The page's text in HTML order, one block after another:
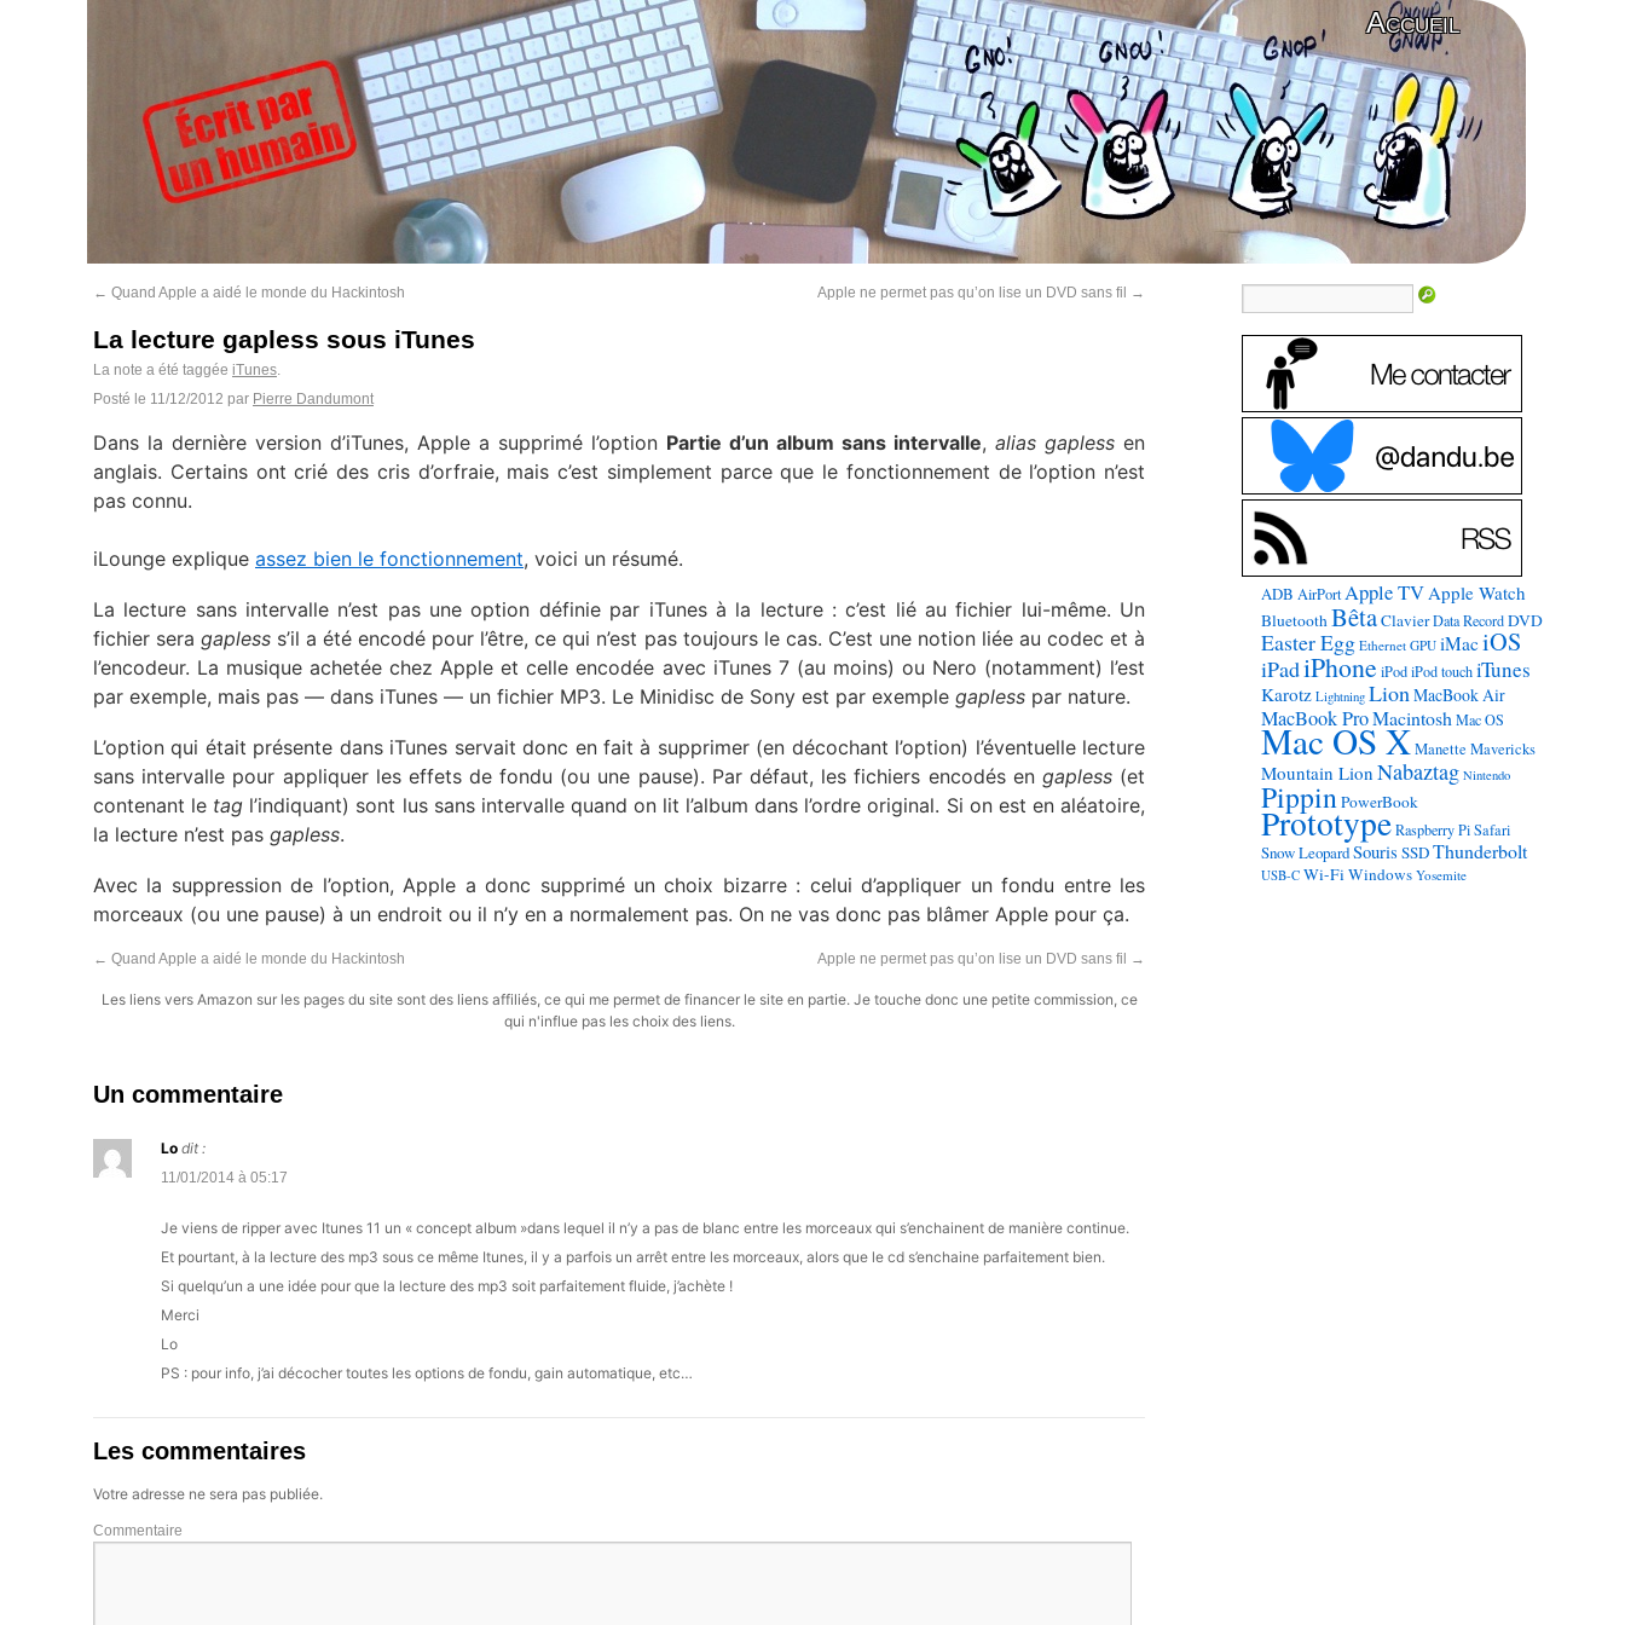
Accueil
← Quand Apple a aidé le monde du Hackintosh Apple ne permet pas qu’on lise un DVD sans fil →
La lecture gapless sous iTunes
La note a été taggée iTunes.
Posté le 11/12/2012 par Pierre Dandumont
Dans la dernière version d’iTunes, Apple a supprimé l’option Partie d’un album sans intervalle, alias gapless en
anglais. Certains ont crié des cris d’orfraie, mais c’est simplement parce que le fonctionnement de l’option n’est
pas connu.
iLounge explique assez bien le fonctionnement, voici un résumé.
La lecture sans intervalle n’est pas une option définie par iTunes à la lecture : c’est lié au fichier lui-même. Un
fichier seragapless s’il a été encodé pour l’être, ce qui n’est pas toujours le cas. C’est une notion liée au codec et à
l’encodeur. La musique achetée chez Apple et celle encodée avec iTunes 7 (au moins) ou Nero (notamment) l’est
par exemple, mais pas — dans iTunes — un fichier MP3. Le Minidisc de Sony est par exemple gapless par nature.
L’option qui était présente dans iTunes servait donc en fait à supprimer (en décochant l’option) l’éventuelle lecture
sans intervalle pour appliquer les effets de fondu (ou une pause). Par défaut, les fichiers encodés en gapless(et
contenant le tag l’indiquant) sont lus sans intervalle quand on lit l’album dans l’ordre original. Si on est en aléatoire,
la lecture n’est pas gapless.
Avec la suppression de l’option, Apple a donc supprimé un choix bizarre : celui d’appliquer un fondu entre les
morceaux (ou une pause) à un endroit ou il n’y en a normalement pas. On ne vas donc pas blâmer Apple pour ça.
← Quand Apple a aidé le monde du Hackintosh Apple ne permet pas qu’on lise un DVD sans fil →
Les liens vers Amazon sur les pages du site sont des liens affiliés, ce qui me permet de financer le site en partie. Je touche donc une petite commission, ce
qui n'influe pas les choix des liens.
Un commentaire
Lo dit :
11/01/2014 à 05:17
Je viens de ripper avec Itunes 11 un « concept album »dans lequel il n’y a pas de blanc entre les morceaux qui s’enchainent de manière continue.
Et pourtant, à la lecture des mp3 sous ce même Itunes, il y a parfois un arrêt entre les morceaux, alors que le cd s’enchaine parfaitement bien.
Si quelqu’un a une idée pour que la lecture des mp3 soit parfaitement fluide, j’achète !
Merci
Lo
PS : pour info, j’ai décocher toutes les options de fondu, gain automatique, etc…
Les commentaires
Votre adresse ne sera pas publiée.
Commentaire
ADB AirPort Apple TVApple Watch
BluetoothBêtaClavier Data Record DVD
Easter Egg Ethernet GPU iMaciOS
iPadiPhone iPod iPod touch iTunes
Karotz Lightning LionMacBook Air
MacBook ProMacintosh Mac OS
Mac OS X Manette Mavericks
Mountain Lion Nabaztag Nintendo
PippinPowerBook
Prototype Raspberry Pi Safari
Snow LeopardSouris SSDThunderbolt
USB-C Wi-FiWindows Yosemite